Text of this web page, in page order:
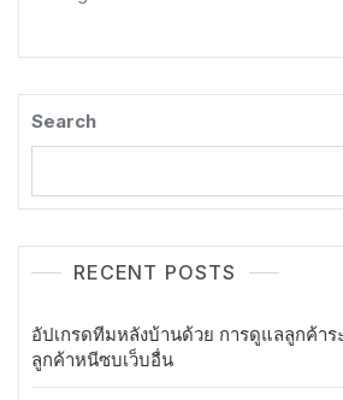
Search
RECENT POSTS
อัปเกรดทีมหลังบ้านด้วย การดูแลลูกค้า
ลูกค้าหนีซบเว็บอื่น